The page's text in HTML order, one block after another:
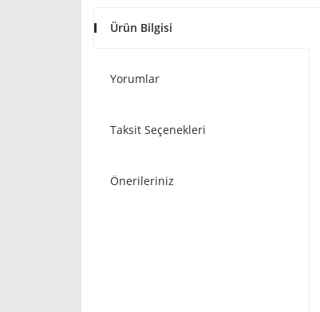
Ürün Bilgisi
Yorumlar
Taksit Seçenekleri
Önerileriniz